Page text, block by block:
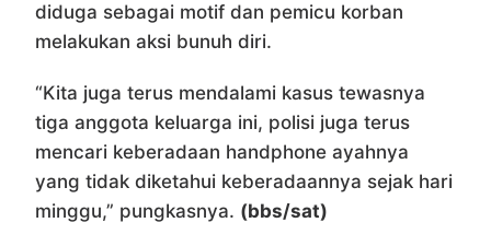
diduga sebagai motif dan pemicu korban
melakukan aksi bunuh diri.
“Kita juga terus mendalami kasus tewasnya
tiga anggota keluarga ini, polisi juga terus
mencari keberadaan handphone ayahnya
yang tidak diketahui keberadaannya sejak hari
minggu,” pungkasnya. (bbs/sat)